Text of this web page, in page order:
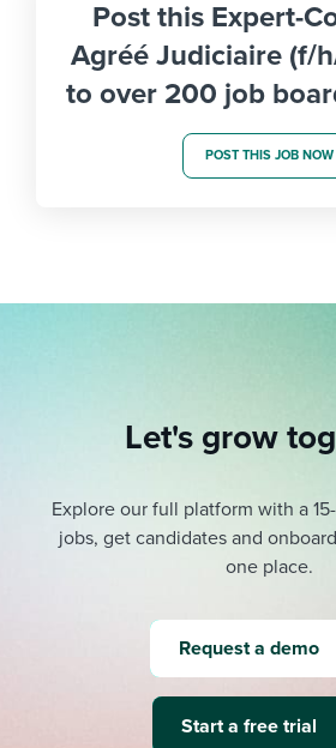
Post this Expert-
Agréé Judiciaire (f/
to over 200 job
POST THIS JOB NOW
Let's grow
Explore our full platform with a
jobs, get candidates and
one place.
Request a demo
Start a free trial